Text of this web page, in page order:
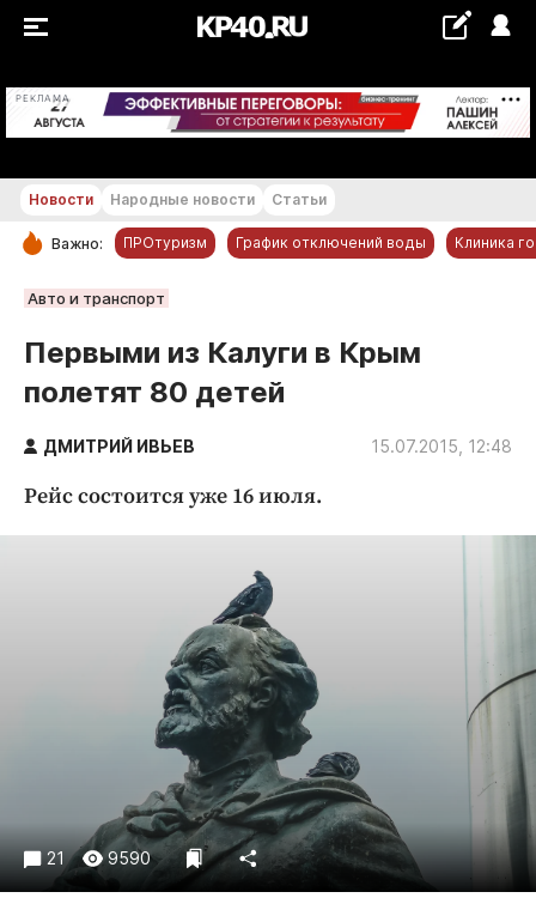
РЕКЛАМА +16...+17 °С
РУБРИКИ
Статьи
Народные новости
Благоустройство
Недвижимость и ЖКХ
Образование
Общество
Происшествия
Спорт
Экономика и бизнес
Новости Народные новости Статьи
Важно: ПРОтуризм График отключений воды Клиника
Авто и транспорт
Первыми из Калуги в Крым
полетят 80 детей
ДМИТРИЙ ИВЬЕВ 15.07.2015, 12:48
Рейс состоится уже 16 июля.
21 9590